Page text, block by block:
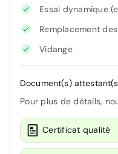
Essai dynamique
Remplacement
Vidange
Document(s)
Pour plus de détails,
Certificat qualité